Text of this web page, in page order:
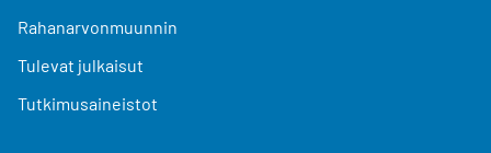
Rahanarvonmuunnin
Tulevat julkaisut
Tutkimusaineistot